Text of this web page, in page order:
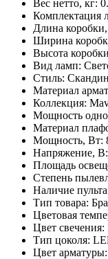
Вес нетто, кг:
Комплектация
Длина
Ширина
Высота
Вид ламп:
Стиль:
Материал
Коллекция:
Мощность
Материал
Мощность, Вт:
Напряжение, В:
Площадь
Степень
Наличие
Тип товара: Бра
Цветовая
Цвет свечения:
Тип цоколя:
Цвет арматуры: